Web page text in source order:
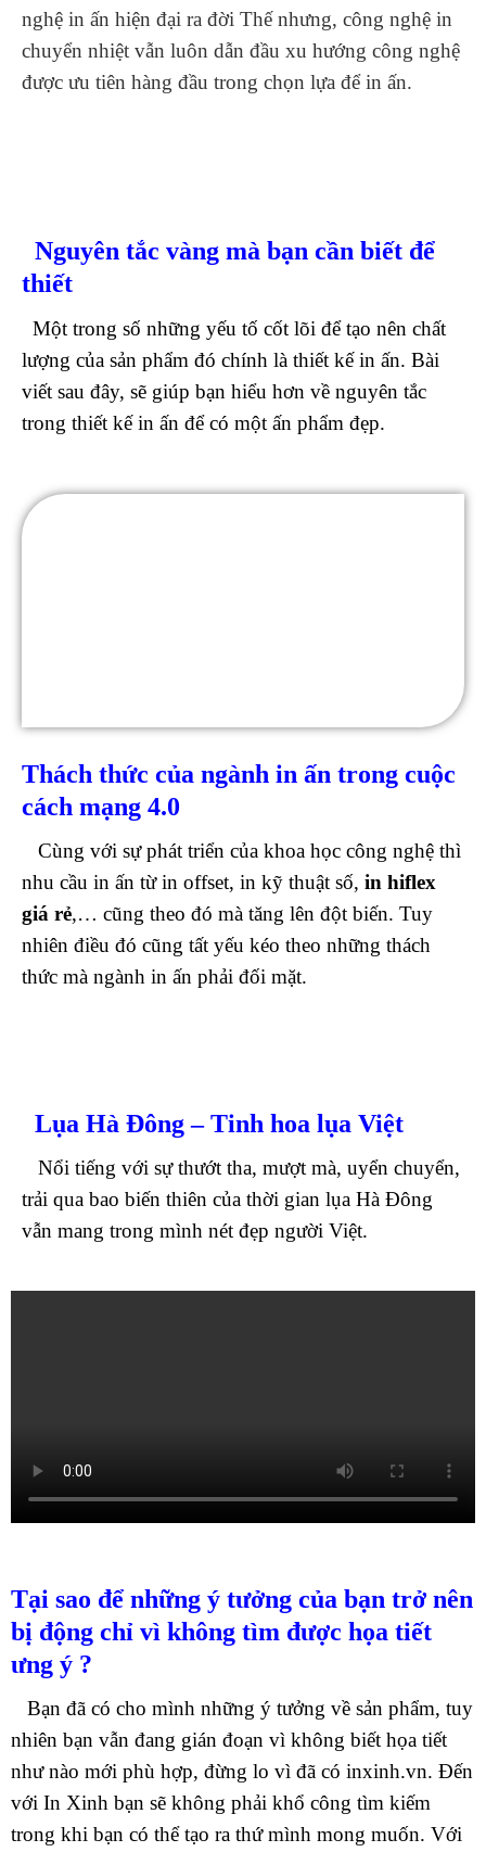
nghệ in ấn hiện đại ra đời Thế nhưng, công nghệ in
chuyển nhiệt vẫn luôn dẫn đầu xu hướng công nghệ
được ưu tiên hàng đầu trong chọn lựa để in ấn.
Nguyên tắc vàng mà bạn cần biết để
thiết
Một trong số những yếu tố cốt lõi để tạo nên chất
lượng của sản phẩm đó chính là thiết kế in ấn. Bài
viết sau đây, sẽ giúp bạn hiểu hơn về nguyên tắc
trong thiết kế in ấn để có một ấn phẩm đẹp.
Thách thức của ngành in ấn trong cuộc
cách mạng 4.0
Cùng với sự phát triển của khoa học công nghệ thì
nhu cầu in ấn từ in offset, in kỹ thuật số, in hiflex
giá rẻ,… cũng theo đó mà tăng lên đột biến. Tuy
nhiên điều đó cũng tất yếu kéo theo những thách
thức mà ngành in ấn phải đối mặt.
Lụa Hà Đông – Tinh hoa lụa Việt
Nổi tiếng với sự thướt tha, mượt mà, uyển chuyển,
trải qua bao biến thiên của thời gian lụa Hà Đông
vẫn mang trong mình nét đẹp người Việt.
Tại sao để những ý tưởng của bạn trở nên
bị động chỉ vì không tìm được họa tiết
ưng ý ?
Bạn đã có cho mình những ý tưởng về sản phẩm, tuy
nhiên bạn vẫn đang gián đoạn vì không biết họa tiết
như nào mới phù hợp, đừng lo vì đã có inxinh.vn. Đến
với In Xinh bạn sẽ không phải khổ công tìm kiếm
trong khi bạn có thể tạo ra thứ mình mong muốn. Với